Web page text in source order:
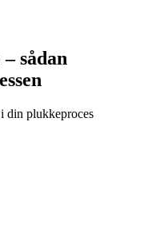
sådan
din plukkeproces